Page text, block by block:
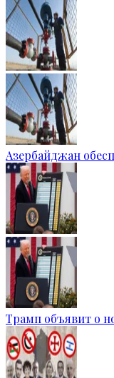
Азербайджан
Трамп объявит о